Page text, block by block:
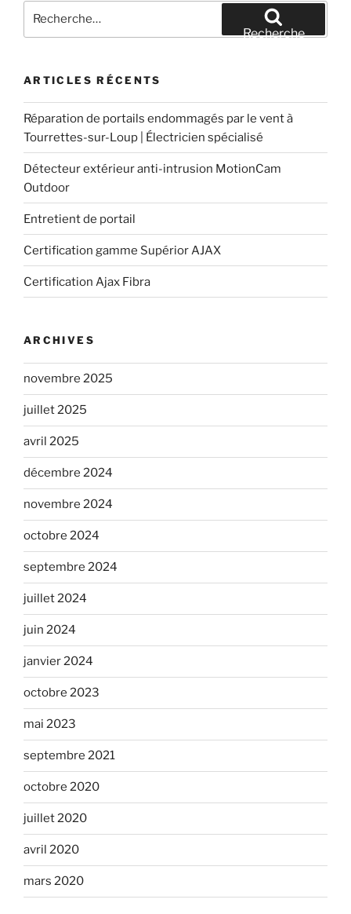
pour
Recherche
ARTICLES RÉCENTS
Réparation de portails endommagés par le vent à
Tourrettes-sur-Loup | Électricien spécialisé
Détecteur extérieur anti-intrusion MotionCam
Outdoor
Entretient de portail
Certification gamme Supérior AJAX
Certification Ajax Fibra
ARCHIVES
novembre 2025
juillet 2025
avril 2025
décembre 2024
novembre 2024
octobre 2024
septembre 2024
juillet 2024
juin 2024
janvier 2024
octobre 2023
mai 2023
septembre 2021
octobre 2020
juillet 2020
avril 2020
mars 2020